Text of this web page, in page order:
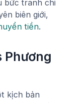
bức tranh chi
biên giới,
tiền.
Phương
kịch bản